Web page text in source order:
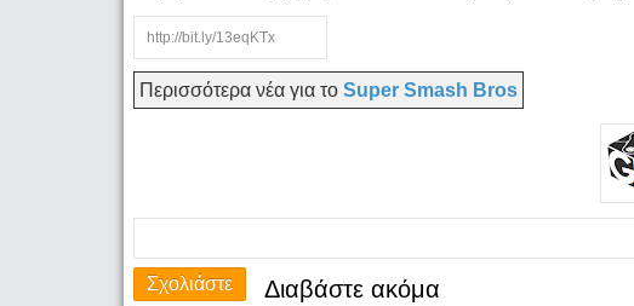
Περισσότερα νέα για το Super Smash Bros
Σχολιάστε Διαβάστε ακόμα